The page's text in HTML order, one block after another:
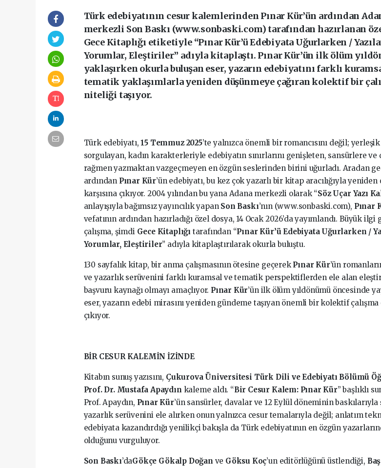
Türk edebiyatının cesur kalemlerinden Pınar Kür’ün ardından
merkezli Son Baskı (www.sonbaski.com) tarafından hazırlanan
Gece Kitaplığı etiketiyle “Pınar Kür’ü Edebiyata Uğurlarken /
Yorumlar, Eleştiriler” adıyla kitaplaştı. Pınar Kür’ün ilk ölüm
yaklaşırken okurla buluşan eser, yazarın edebiyatını farklı
tematik yaklaşımlarla yeniden düşünmeye çağıran kolektif bir
niteliği taşıyor.
Türk edebiyatı,15 Temmuz 2025’te yalnızca önemli bir romancısını değil;
sorgulayan, kadın karakterleriyle edebiyatın sınırlarını genişleten, sansürlere ve
rağmen yazmaktan vazgeçmeyen en özgün seslerinden birini uğurladı. Aradan
ardından Pınar Kür’ün edebiyatı, bu kez çok yazarlı bir kitap aracılığıyla
karşısına çıkıyor. 2004 yılından bu yana Adana merkezli olarak “Söz Uçar Yazı
anlayışıyla bağımsız yayıncılık yapan Son Baskı’nın (www.sonbaski.com), Pınar
vefatının ardından hazırladığı özel dosya, 14 Ocak 2026’da yayımlandı. Büyük ilgi
çalışma, şimdi Gece Kitaplığı tarafından “Pınar Kür’ü Edebiyata Uğurlarken /
Yorumlar, Eleştiriler” adıyla kitaplaştırılarak okurla buluştu.
130 sayfalık kitap, bir anma çalışmasının ötesine geçerek Pınar Kür’ün
ve yazarlık serüvenini farklı kuramsal ve tematik perspektiflerden ele alan
başvuru kaynağı olmayı amaçlıyor. Pınar Kür’ün ilk ölüm yıldönümü öncesinde
eser, yazarın edebi mirasını yeniden gündeme taşıyan önemli bir kolektif
çıkıyor.
BİR CESUR KALEMİN İZİNDE
Kitabın sunuş yazısını, Çukurova Üniversitesi Türk Dili ve Edebiyatı Bölümü
Prof. Dr. Mustafa Apaydın kaleme aldı. “Bir Cesur Kalem: Pınar Kür” başlıklı
Prof. Apaydın, Pınar Kür’ün sansürler, davalar ve 12 Eylül döneminin
yazarlık serüvenini ele alırken onun yalnızca cesur temalarıyla değil; anlatım
edebiyata kazandırdığı yenilikçi bakışla da Türk edebiyatının en özgün
olduğunu vurguluyor.
Son Baskı’daGökçe Gökalp Doğan ve Göksu Koç’un editörlüğünü üstlendiği,